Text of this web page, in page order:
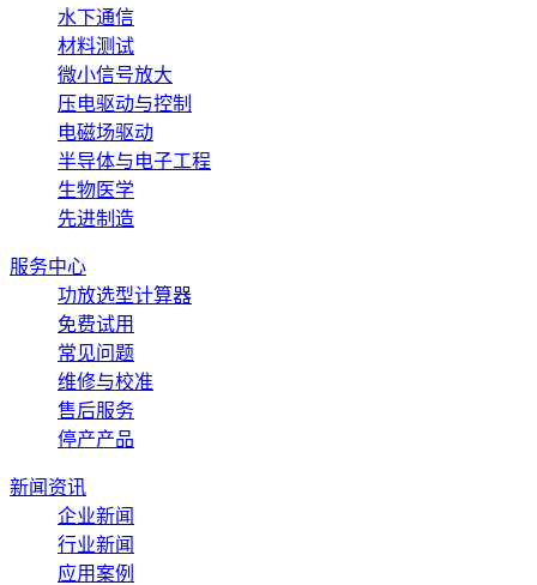
水下通信
材料测试
微小信号放大
压电驱动与控制
电磁场驱动
半导体与电子工程
生物医学
先进制造
服务中心
功放选型计算器
免费试用
常见问题
维修与校准
售后服务
停产产品
新闻资讯
企业新闻
行业新闻
应用案例